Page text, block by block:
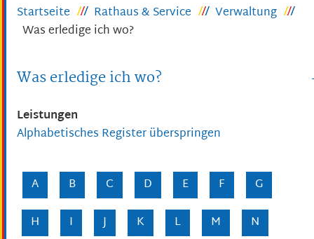
Startseite Rathaus & Service
Verwaltung
Was erledige ich wo?
Was erledige ich wo?
Leistungen
Alphabetisches Register überspringen
A B C D E F
G
H
I J K L M
N